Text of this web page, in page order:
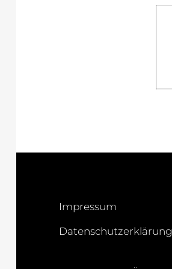
Impressum
Datenschutzerklärung